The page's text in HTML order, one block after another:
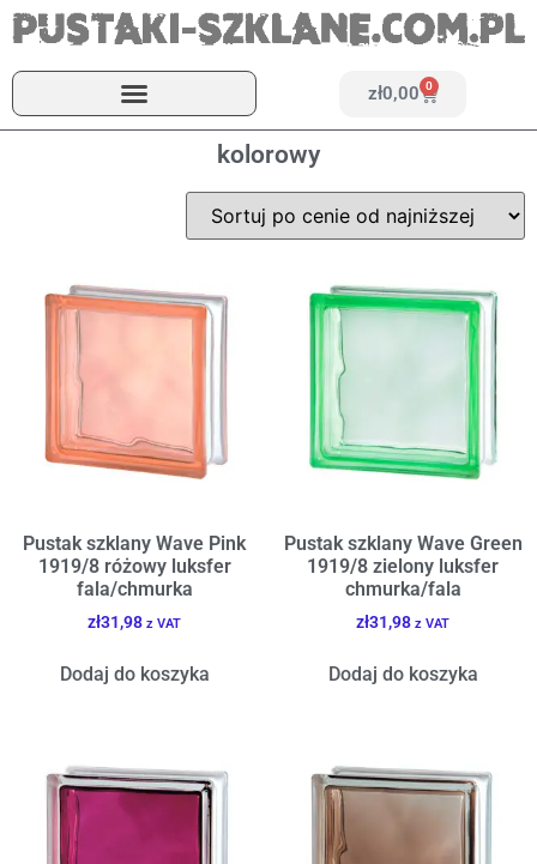
zł0,00 0
kolorowy
Pustak szklany Wave Pink
1919/8 różowy luksfer
fala/chmurka
zł31,98 z VAT
Dodaj do koszyka
Pustak szklany Wave Green
1919/8 zielony luksfer
chmurka/fala
zł31,98 z VAT
Dodaj do koszyka